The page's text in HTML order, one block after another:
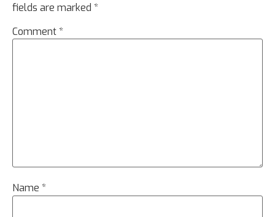
fields are marked *
Comment*
Name *